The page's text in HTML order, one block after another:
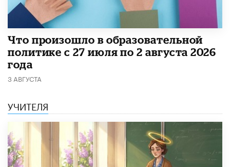
​Что произошло в образовательной
политике с 27 июля по 2 августа 2026
года
3 АВГУСТА
УЧИТЕЛЯ